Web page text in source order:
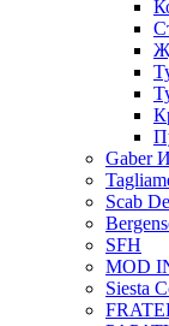
Gaber
Scab
SFH
MOD
Siesta